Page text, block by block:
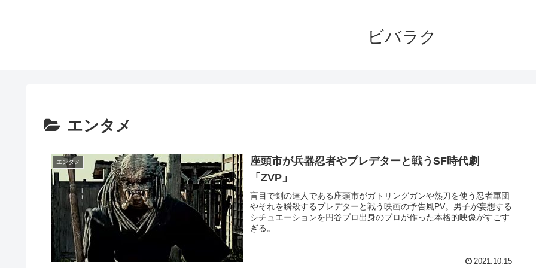
ビバラク
エンタメ
エンタメ
座頭市が兵器忍者やプレデターと戦うSF時代劇
「ZVP」
盲目で剣の達人である座頭市がガトリングガンや熱刀を使う忍者軍団
やそれを瞬殺するプレデターと戦う映画の予告風PV。男子が妄想する
シチュエーションを円谷プロ出身のプロが作った本格的映像がすごす
ぎる。
2021.10.15